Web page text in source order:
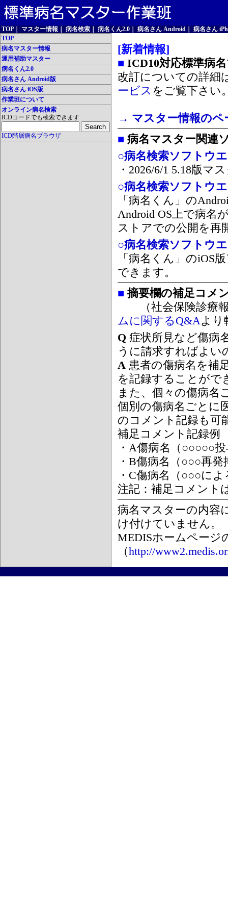
TOP マスター情報 病名検索 病名くん2.0 病名さん Android
病名さん
TOP
病名マスター情報
運用補助マスター
病名くん2.0
病名さん Android版
病名さん iOS版
作業班について
オンライン病名検索
ICDコードでも検索できます
ICD階層病名ブラウザ
[新着情報]
■ ICD10対応標準病
改訂についての詳細
ービス をご覧下さい
→ マスター情報のペ
■ 病名マスター関連
○病名検索ソフトウ
・2026/6/1 5.18版マ
○病名検索ソフトウ
「病名くん」の
Android OS上で病名
ストアでの公開を再
○病名検索ソフトウ
「病名くん」のiOS
できます。
■ 摘要欄の補足コメ
（社会保険診療報
ムに関するQ&Aより
Q 症状所見など傷病
うに請求すればよい
A 患者の傷病名を補
を記録することがで
また、個々の傷病名
個別の傷病名ごとに
のコメント記録も可
補足コメント記録例
・A傷病名（○○○○○
・B傷病名（○○○再
・C傷病名（○○○に
注記：補足コメント
病名マスターの内容
け付けていません。
MEDISホームページ
（http://